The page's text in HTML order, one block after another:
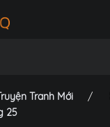
Tranh Mới
25